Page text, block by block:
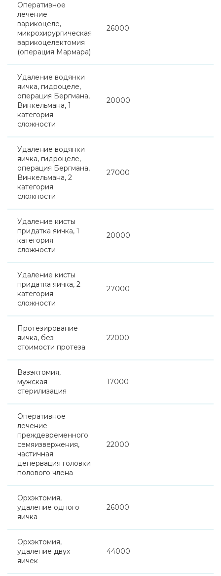
Оперативное
лечение
варикоцеле,
микрохирургическая
варикоцелектомия
(операция Мармара)
26000
Удаление водянки
яичка, гидроцеле,
операция Бергмана,
Винкельмана, 1
категория
сложности
20000
Удаление водянки
яичка, гидроцеле,
операция Бергмана,
Винкельмана, 2
категория
сложности
27000
Удаление кисты
придатка яичка, 1
категория
сложности
20000
Удаление кисты
придатка яичка, 2
категория
сложности
27000
Протезирование
яичка, без
стоимости протеза
22000
Вазэктомия,
мужская
стерилизация
17000
Оперативное
лечение
преждевременного
семяизвержения,
частичная
денервация головки
полового члена
22000
Орхэктомия,
удаление одного
яичка
26000
Орхэктомия,
удаление двух
яичек
44000